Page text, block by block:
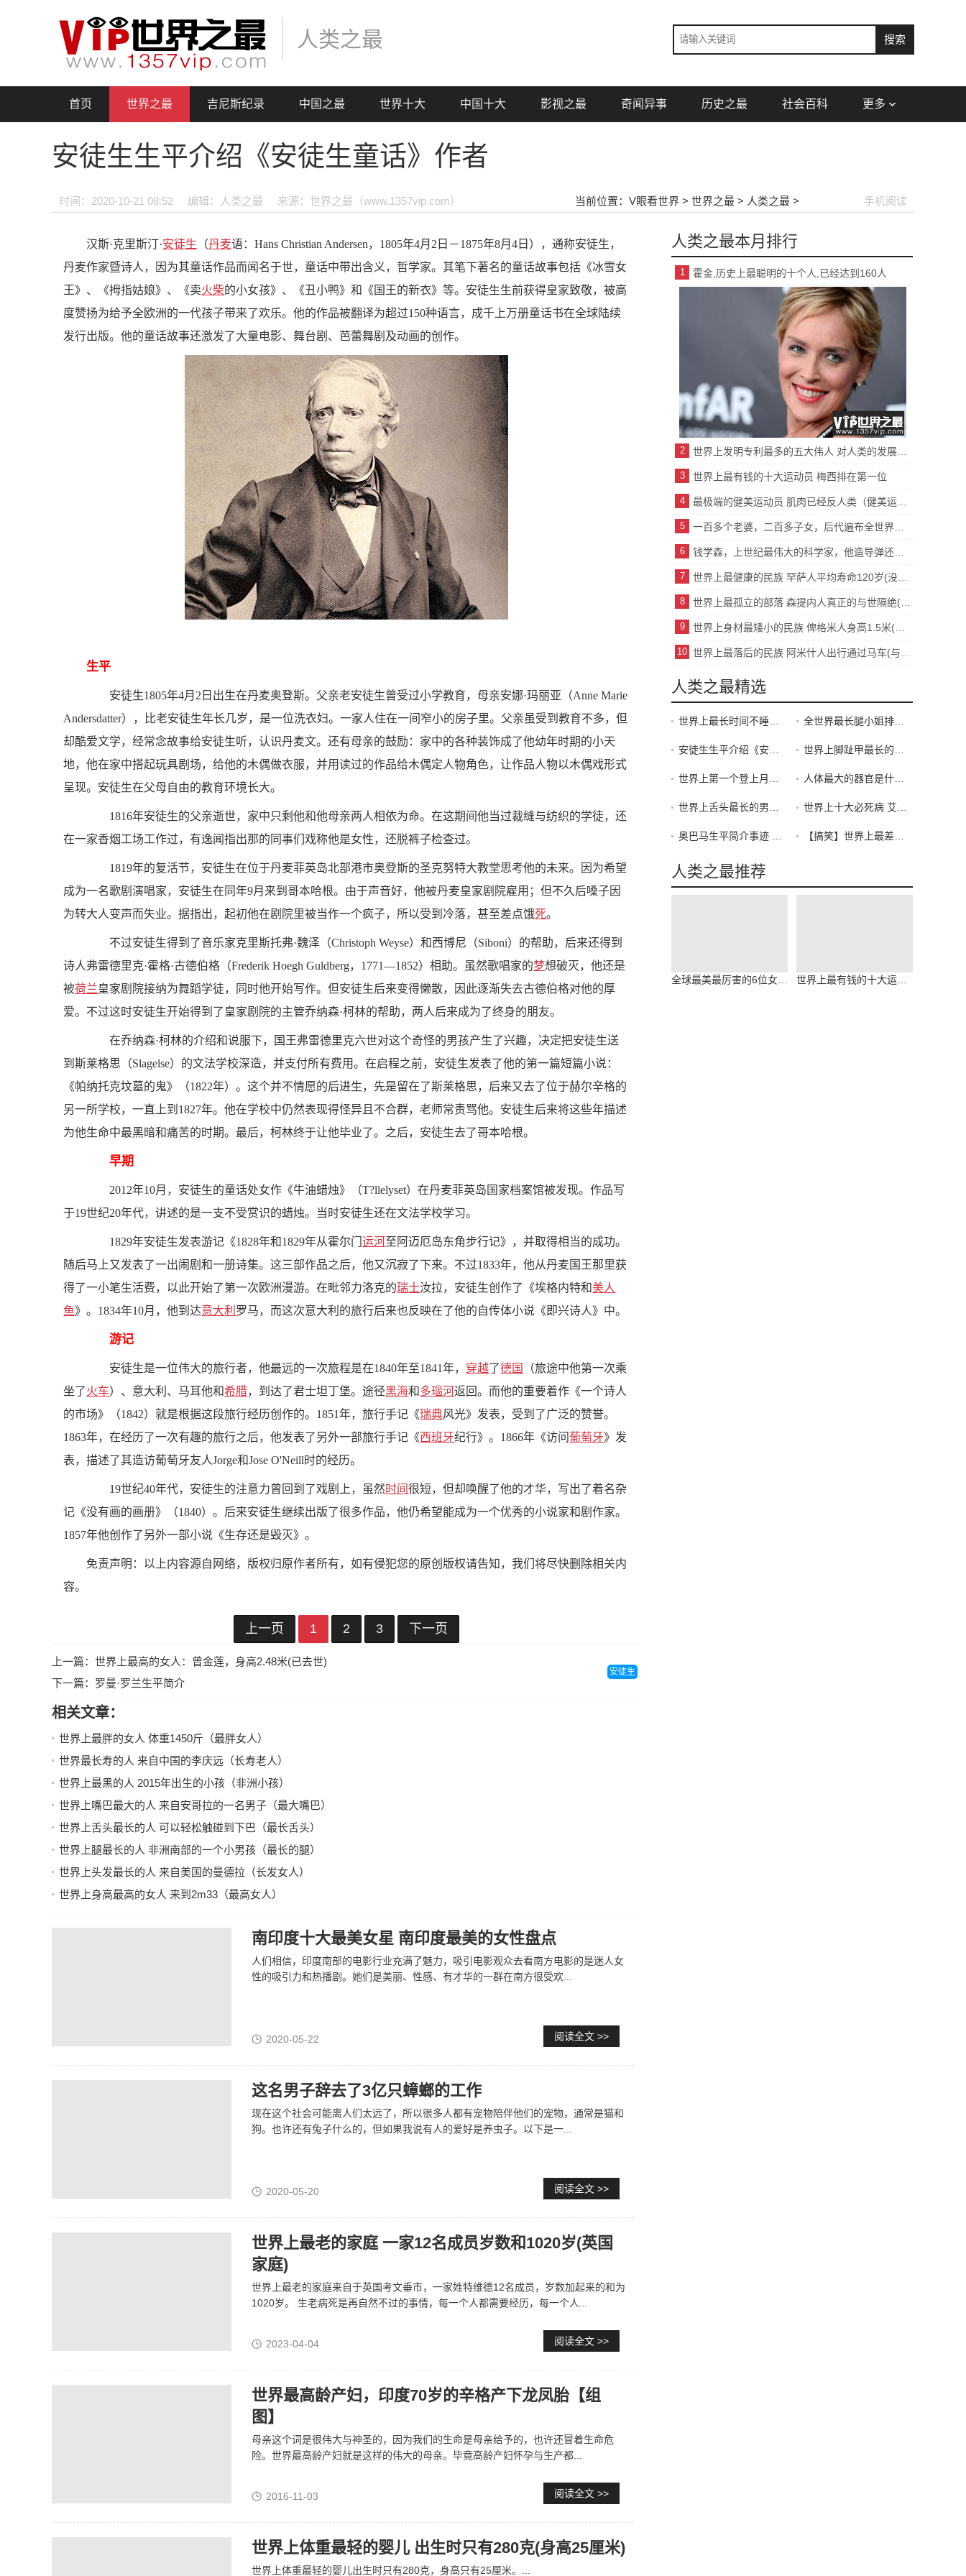
人类之最
首页 世界之最 吉尼斯纪录 中国之最 世界十大 中国十大 影视之最 奇闻异事 历史之最 社会百科 更多
安徒生生平介绍《安徒生童话》作者
时间：2020-10-21 08:52 编辑：人类之最 来源：世界之最（www.1357vip.com） 当前位置： V眼看世界 > 世界之最 > 人类之最 > 手机阅读
汉斯·克里斯汀·安徒生 （丹麦语：Hans Christian Andersen，1805年4月2日－1875年8月4日），通称安徒生，
丹麦作家暨诗人，因为其童话作品而闻名于世，童话中带出含义，哲学家。其笔下著名的童话故事包括《冰雪女
王》、《拇指姑娘》、《卖火柴的小女孩》、《丑小鸭》和《国王的新衣》等。安徒生生前获得皇家致敬，被高
度赞扬为给予全欧洲的一代孩子带来了欢乐。他的作品被翻译为超过150种语言，成千上万册童话书在全球陆续
发行出版。他的童话故事还激发了大量电影、舞台剧、芭蕾舞剧及动画的创作。
生平
安徒生1805年4月2日出生在丹麦奥登斯。父亲老安徒生曾受过小学教育，母亲安娜·玛丽亚（Anne Marie
Andersdatter），比老安徒生年长几岁，是一位洗衣妇。一家人住在一间窄小的房子里。父亲虽受到教育不多，但
却酷爱文学，经常念故事给安徒生听，认识丹麦文。还有母亲的鼓励：家中的各种装饰成了他幼年时期的小天
地，他在家中搭起玩具剧场，给他的木偶做衣服，并用读过的作品给木偶定人物角色，让作品人物以木偶戏形式
呈现。安徒生在父母自由的教育环境长大。
1816年安徒生的父亲逝世，家中只剩他和他母亲两人相依为命。在这期间他当过裁缝与纺织的学徒，还
在一家香烟工场工作过，有逸闻指出那的同事们戏称他是女性，还脱裤子检查过。
1819年的复活节，安徒生在位于丹麦菲英岛北部港市奥登斯的圣克努特大教堂思考他的未来。因为希望
成为一名歌剧演唱家，安徒生在同年9月来到哥本哈根。由于声音好，他被丹麦皇家剧院雇用；但不久后嗓子因
为转大人变声而失业。据指出，起初他在剧院里被当作一个疯子，所以受到冷落，甚至差点饿死。
不过安徒生得到了音乐家克里斯托弗·魏泽（Christoph Weyse）和西博尼（Siboni）的帮助，后来还得到
诗人弗雷德里克·霍格·古德伯格（Frederik Hoegh Guldberg，1771—1852）相助。虽然歌唱家的梦想破灭，他还是
被荷兰皇家剧院接纳为舞蹈学徒，同时他开始写作。但安徒生后来变得懒散，因此逐渐失去古德伯格对他的厚
爱。不过这时安徒生开始得到了皇家剧院的主管乔纳森·柯林的帮助，两人后来成为了终身的朋友。
在乔纳森·柯林的介绍和说服下，国王弗雷德里克六世对这个奇怪的男孩产生了兴趣，决定把安徒生送
到斯莱格思（Slagelse）的文法学校深造，并支付所有费用。在启程之前，安徒生发表了他的第一篇短篇小说：
《帕纳托克坟墓的鬼》（1822年）。这个并不情愿的后进生，先是留在了斯莱格思，后来又去了位于赫尔辛格的
另一所学校，一直上到1827年。他在学校中仍然表现得怪异且不合群，老师常责骂他。安徒生后来将这些年描述
为他生命中最黑暗和痛苦的时期。最后，柯林终于让他毕业了。之后，安徒生去了哥本哈根。
早期
2012年10月，安徒生的童话处女作《牛油蜡烛》（T?llelyset）在丹麦菲英岛国家档案馆被发现。作品写
于19世纪20年代，讲述的是一支不受赏识的蜡烛。当时安徒生还在文法学校学习。
1829年安徒生发表游记《1828年和1829年从霍尔门运河至阿迈厄岛东角步行记》，并取得相当的成功。
随后马上又发表了一出闹剧和一册诗集。这三部作品之后，他又沉寂了下来。不过1833年，他从丹麦国王那里获
得了一小笔生活费，以此开始了第一次欧洲漫游。在毗邻力洛克的瑞士汝拉，安徒生创作了《埃格内特和美人
鱼》。1834年10月，他到达意大利 罗马，而这次意大利的旅行后来也反映在了他的自传体小说《即兴诗人》中。
游记
安徒生是一位伟大的旅行者，他最远的一次旅程是在1840年至1841年， 穿越了德国
（旅途中他第一次乘
坐了火车）、意大利、马耳他和希腊，到达了君士坦丁堡。途径黑海和多瑙河返回。而他的重要着作《一个诗人
的市场》（1842）就是根据这段旅行经历创作的。1851年，旅行手记《瑞典风光》发表，受到了广泛的赞誉。
1863年，在经历了一次有趣的旅行之后，他发表了另外一部旅行手记《西班牙纪行》。1866年《访问葡萄牙》发
表，描述了其造访葡萄牙友人Jorge和Jose O'Neill时的经历。
19世纪40年代，安徒生的注意力曾回到了戏剧上，虽然时间很短，但却唤醒了他的才华，写出了着名杂
记《没有画的画册》（1840）。后来安徒生继续出版了很多作品，他仍希望能成为一个优秀的小说家和剧作家。
1857年他创作了另外一部小说《生存还是毁灭》。
免责声明：以上内容源自网络，版权归原作者所有，如有侵犯您的原创版权请告知，我们将尽快删除相关内
容。
上一页 1 2 3 下一页
上一篇： 世界上最高的女人：曾金莲，身高2.48米(已去世)
下一篇： 罗曼·罗兰生平简介
安徒生
相关文章：
世界上最胖的女人 体重1450斤（最胖女人）
世界最长寿的人 来自中国的李庆远（长寿老人）
世界上最黑的人 2015年出生的小孩（非洲小孩）
世界上嘴巴最大的人 来自安哥拉的一名男子（最大嘴巴）
世界上舌头最长的人 可以轻松触碰到下巴（最长舌头）
世界上腿最长的人 非洲南部的一个小男孩（最长的腿）
世界上头发最长的人 来自美国的曼德拉（长发女人）
世界上身高最高的女人 来到2m33（最高女人）
南印度十大最美女星 南印度最美的女性盘点
人们相信，印度南部的电影行业充满了魅力，吸引电影观众去看南方电影的是迷人女
性的吸引力和热播剧。她们是美丽、性感、有才华的一群在南方很受欢...
2020-05-22 阅读全文 >>
这名男子辞去了3亿只蟑螂的工作
现在这个社会可能离人们太远了，所以很多人都有宠物陪伴他们的宠物，通常是猫和
狗。也许还有兔子什么的，但如果我说有人的爱好是养虫子。以下是一...
2020-05-20 阅读全文 >>
世界上最老的家庭 一家12名成员岁数和1020岁(英国
家庭)
世界上最老的家庭来自于英国考文垂市，一家姓特维德12名成员，岁数加起来的和为
1020岁。 生老病死是再自然不过的事情，每一个人都需要经历，每一个人...
2023-04-04 阅读全文 >>
世界最高龄产妇，印度70岁的辛格产下龙凤胎【组
图】
母亲这个词是很伟大与神圣的，因为我们的生命是母亲给予的，也许还冒着生命危
险。世界最高龄产妇就是这样的伟大的母亲。毕竟高龄产妇怀孕与生产都...
2016-11-03 阅读全文 >>
世界上体重最轻的婴儿 出生时只有280克(身高25厘米)
世界上体重最轻的婴儿出生时只有280克，身高只有25厘米。...
人类之最本月排行
1 霍金,历史上最聪明的十个人,已经达到160人
2
3 世界上最有钱的十大运动员 梅西排在第一位
4
5
6
7
8
9
10
人类之最精选
人类之最推荐